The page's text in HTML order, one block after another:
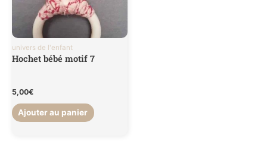
univers de l'enfant
Hochet bébé motif 7
5,00€
Ajouter au panier